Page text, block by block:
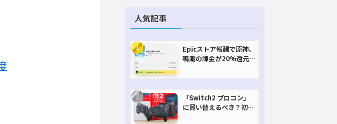
人気記事
Epicストア報酬で原神、
鳴潮の課金が20%還元
「Switch2 プロコン」
に買い替えるべき？初代